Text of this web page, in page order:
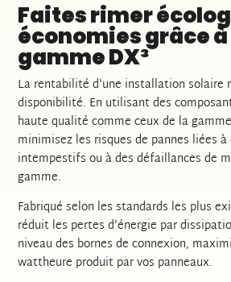
Faites rimer
économies grâce à
gamme DX³
La rentabilité d'une installation solaire
disponibilité. En utilisant des
haute qualité comme ceux de la
minimisez les risques de pannes liées
intempestifs ou à des défaillances de
gamme.
Fabriqué selon les standards les plus
réduit les pertes d'énergie par
niveau des bornes de connexion,
wattheure produit par vos panneaux.